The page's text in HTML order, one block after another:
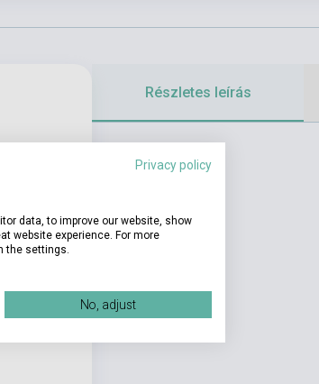
Részletes leírás
Privacy policy
data, to improve our website, show
website experience. For more
the settings.
No, adjust